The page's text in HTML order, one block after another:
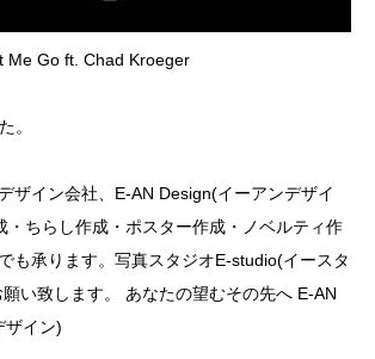
Me Go ft. Chad Kroeger
。
ザイン会社、E-AN Design(イーアンデザイ
・ちらし作成・ポスター作成・ノベルティ作
も承ります。写真スタジオE-studio(イースタ
い致します。 あなたの望むその先へ E-AN
ザイン)